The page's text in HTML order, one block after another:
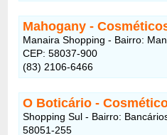
Mahogany-
Manaira Shopping - Bairro:
CEP: 58037-900
(83) 2106-6466
O Boticário-
Shopping Sul - Bairro:
58051-255